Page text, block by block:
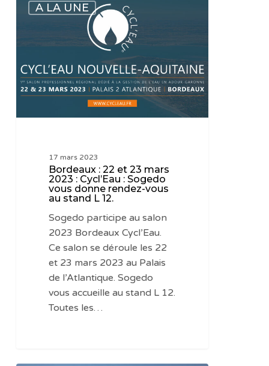
2023
Cycl’Eau :
Sogedo
rendez-
A LA UNE
17 mars 2023
Bordeaux : 22 et 23 mars
2023 : Cycl’Eau : Sogedo
vous donne rendez-vous
au stand L 12.
Sogedo participe au salon
2023 Bordeaux Cycl’Eau.
Ce salon se déroule les 22
et 23 mars 2023 au Palais
de l’Atlantique. Sogedo
vous accueille au stand L 12.
Toutes les…